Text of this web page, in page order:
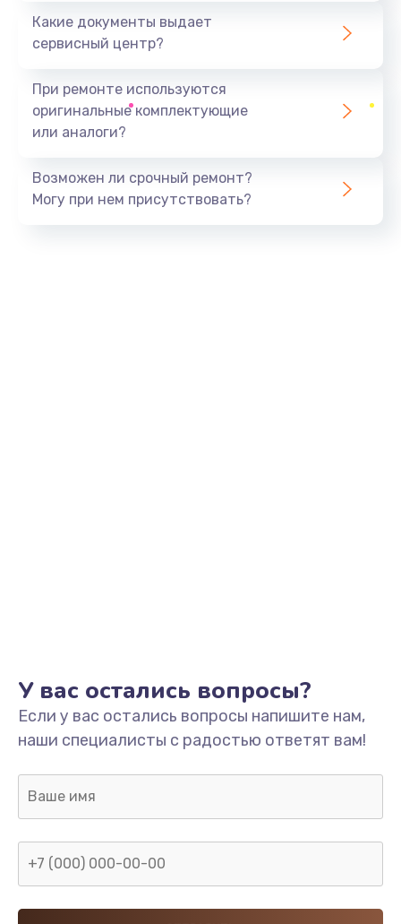
Какие документы выдает
сервисный центр?
При ремонте используются
оригинальные комплектующие
или аналоги?
Возможен ли срочный ремонт?
Могу при нем присутствовать?
У вас остались вопросы?
Если у вас остались вопросы напишите нам,
наши специалисты с радостью ответят вам!